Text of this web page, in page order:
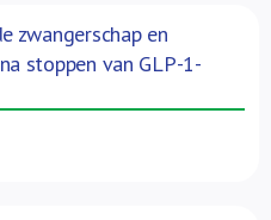
zwangerschap en
stoppen van GLP-1-